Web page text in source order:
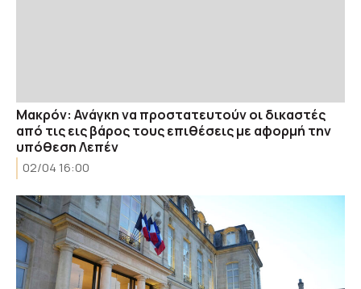
Μακρόν: Ανάγκη να προστατευτούν οι δικαστές
από τις εις βάρος τους επιθέσεις με αφορμή την
υπόθεση Λεπέν
02/04 16:00